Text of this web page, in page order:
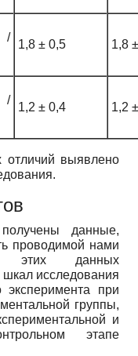
/
1,8 ± 0,5 1,8
/
1,2 ± 0,4 1,2
отличий выявлено
данные,
проводимой нами
этих данных
исследования
при
группы,
и
этапе